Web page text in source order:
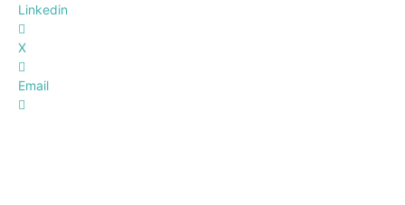
Linkedin
X
Email